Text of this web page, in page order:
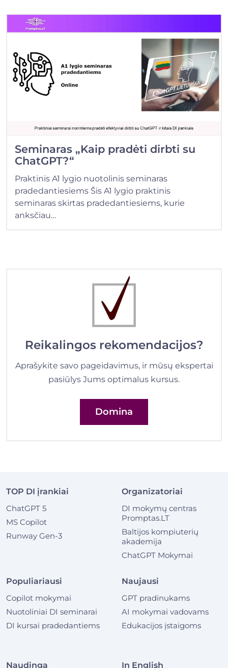
Seminaras „Kaip pradėti dirbti su
ChatGPT?“
Praktinis A1 lygio nuotolinis seminaras
pradedantiesiems Šis A1 lygio praktinis
seminaras skirtas pradedantiesiems, kurie
anksčiau…
Reikalingos rekomendacijos?
Aprašykite savo pageidavimus, ir mūsų ekspertai
pasiūlys Jums optimalus kursus.
Domina
TOP DI įrankiai
ChatGPT 5
MS Copilot
Runway Gen-3
Organizatoriai
DI mokymų centras
Promptas.LT
Baltijos kompiuterių
akademija
ChatGPT Mokymai
Populiariausi
Copilot mokymai
Nuotoliniai DI seminarai
DI kursai pradedantiems
Naujausi
GPT pradinukams
AI mokymai vadovams
Edukacijos įstaigoms
Naudinga In English